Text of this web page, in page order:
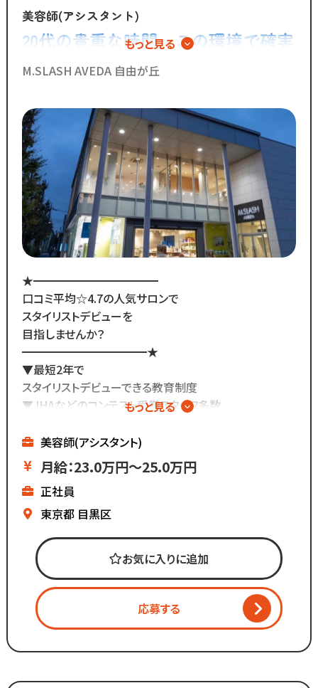
◆グループの実績◆
￣￣￣￣￣￣￣￣￣￣￣￣￣
・スタッフ月間平均報酬
「30万円以上」☆
・月間来店人数2,000人以上（4店舗平均）
◆SNSで職場のリアルな雰囲気を
チェックできます！◆
￣￣￣￣￣￣￣￣￣￣￣￣￣
／
Instagram・TikTokで
当サロンの日常を配信中♪
＼
スタッフの技術紹介や職場の雰囲気、
撮影イベント・研修会の様子など、
リアルな職場環境をご覧いただけます☆
応募前に一度ご覧ください♪
Instagram ▷「@kozo.recruit」
Tiktok ▷「＠kozo_recruit」
で検索してください！
美容師(アシスタント)
20代の貴重な時間、この環境で確実
に実力をつける ＼デビューに向け
もっと見る
M.SLASH AVEDA 自由が丘
★━━━━━━━━━━━
口コミ平均☆4.7の人気サロンで
スタイリストデビューを
目指しませんか？
━━━━━━━━━━━★
▼最短2年で
スタイリストデビューできる教育制度
▼JHAなどのコンテスト受賞スタッフ多数
▼関東に16店舗展開する
トータルビューティーサロン
お気軽にご応募ください！！
━━━━━━━━━━━━
━━━━━━━━━━━━
M.SLASHの経営理念は『人を輝かせる』
その為には
「働く人を輝かせ、お客様を輝かせること」です。
「M.SLASH WAY」と掲げており
もっと見る
美容師(アシスタント)
月給：23.0万円～25.0万円
正社員
東京都 目黒区
お気に入りに追加
応募する